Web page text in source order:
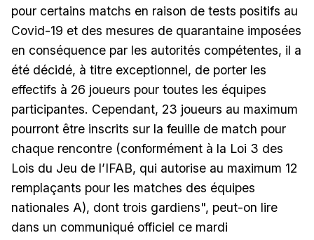
pour certains matchs en raison de tests positifs au
Covid-19 et des mesures de quarantaine imposées
en conséquence par les autorités compétentes, il a
été décidé, à titre exceptionnel, de porter les
effectifs à 26 joueurs pour toutes les équipes
participantes. Cependant, 23 joueurs au maximum
pourront être inscrits sur la feuille de match pour
chaque rencontre (conformément à la Loi 3 des
Lois du Jeu de l’IFAB, qui autorise au maximum 12
remplaçants pour les matches des équipes
nationales A), dont trois gardiens", peut-on lire
dans un communiqué officiel ce mardi